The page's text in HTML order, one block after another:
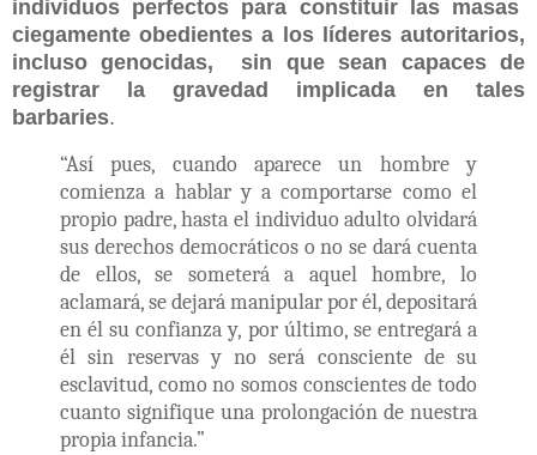
individuos perfectos para constituir las masas
ciegamente obedientes a los líderes autoritarios,
incluso genocidas,
sin que sean capaces de
registrar la gravedad implicada en tales
barbaries.
“Así pues, cuando aparece un hombre y
comienza a hablar y a comportarse como el
propio padre, hasta el individuo adulto olvidará
sus derechos democráticos o no se dará cuenta
de ellos, se someterá a aquel hombre, lo
aclamará, se dejará manipular por él, depositará
en él su confianza y, por último, se entregará a
él sin reservas y no será consciente de su
esclavitud, como no somos conscientes de todo
cuanto signifique una prolongación de nuestra
propia infancia.”